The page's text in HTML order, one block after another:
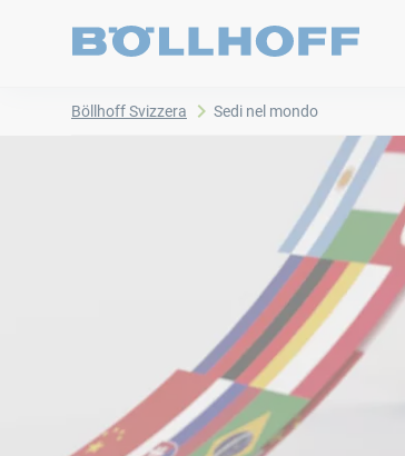
Böllhoff Svizzera Sedi nel mondo